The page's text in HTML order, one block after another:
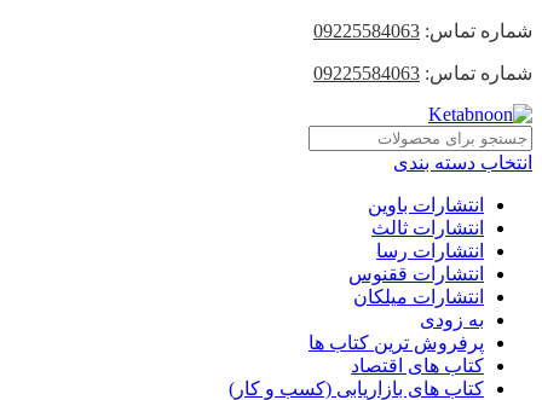
شماره تماس: 09225584063
شماره تماس: 09225584063
انتخاب دسته بندی
انتشارات باوین
انتشارات ثالث
انتشارات رسا
انتشارات ققنوس
انتشارات میلکان
به زودی
پرفروش ترین کتاب ها
کتاب های اقتصاد
کتاب های بازاریابی (کسب و کار)